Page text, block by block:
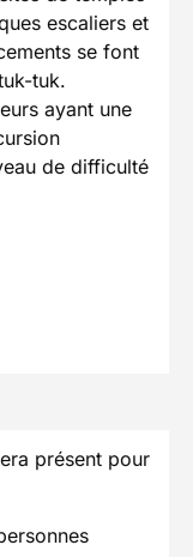
escaliers et
se font
tuk.
ayant une
de difficulté
présent pour